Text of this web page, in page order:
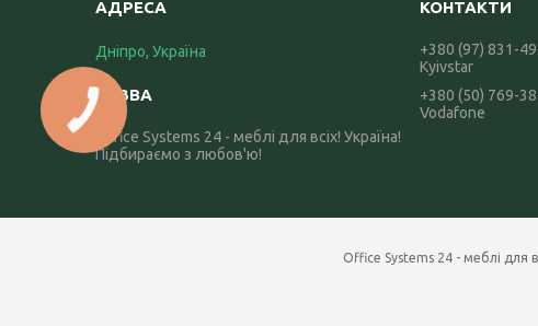
Дніпро, Україна
Office Systems 24 - меблі для всіх! Україна!
Підбираємо з любов'ю!
+380 (97) 831-
Kyivstar
+380 (50) 769-
Vodafone